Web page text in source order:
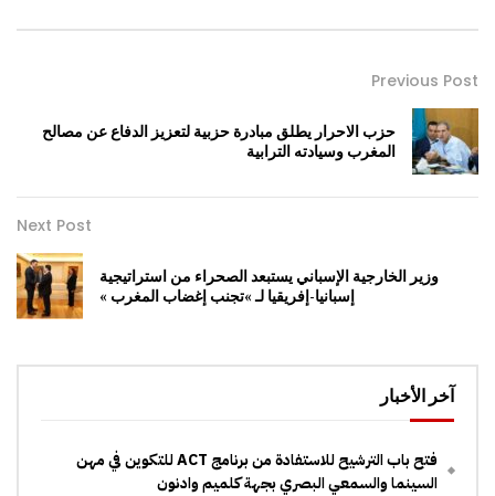
Previous Post
حزب الاحرار يطلق مبادرة حزبية لتعزيز الدفاع عن مصالح
المغرب وسيادته الترابية
Next Post
وزير الخارجية الإسباني يستبعد الصحراء من استراتيجية
إسبانيا-إفريقيا لـ »تجنب إغضاب المغرب »
آخر الأخبار
فتح باب الترشيح للاستفادة من برنامج ACT للتكوين في مهن
السينما والسمعي البصري بجهة كلميم وادنون